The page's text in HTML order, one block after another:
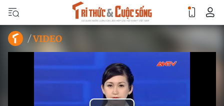
VIDEO